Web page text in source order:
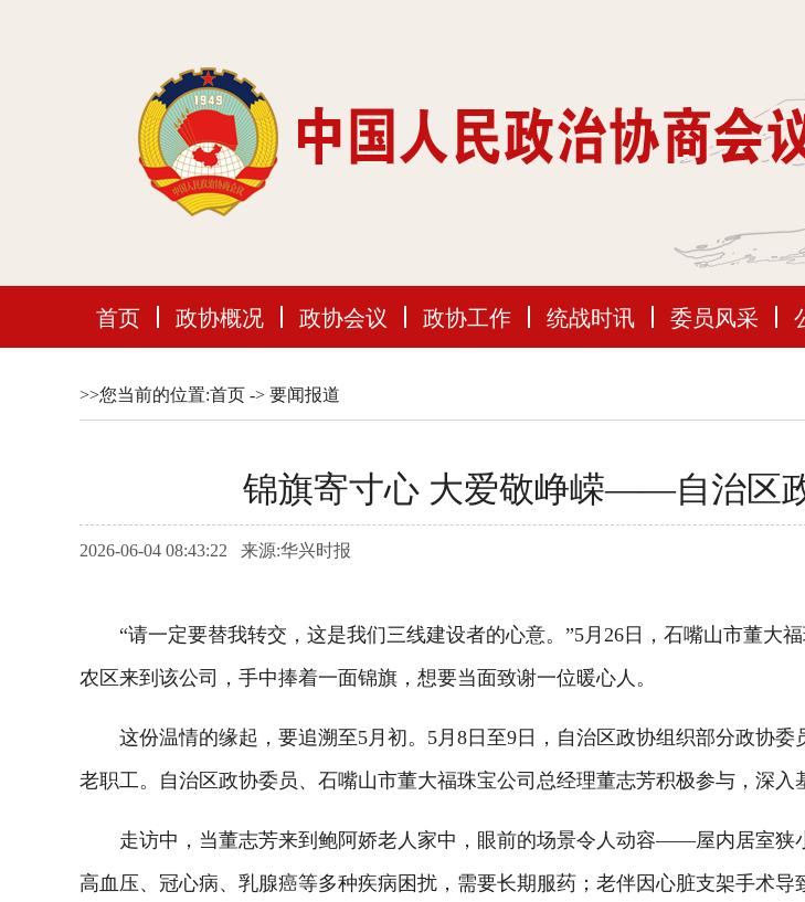
首页 政协概况 政协会议 政协工作 统战时讯 委员风采
>>您当前的位置:首页 -> 要闻报道
锦旗寄寸心 大爱敬峥嵘——自治区
2026-06-04 08:43:22 来源:华兴时报
“请一定要替我转交，这是我们三线建设者的心意。”5月26日，石嘴山市董大
农区来到该公司，手中捧着一面锦旗，想要当面致谢一位暖心人。
这份温情的缘起，要追溯至5月初。5月8日至9日，自治区政协组织部分政协委
老职工。自治区政协委员、石嘴山市董大福珠宝公司总经理董志芳积极参与，深入
走访中，当董志芳来到鲍阿娇老人家中，眼前的场景令人动容——屋内居室狭小
高血压、冠心病、乳腺癌等多种疾病困扰，需要长期服药；老伴因心脏支架手术